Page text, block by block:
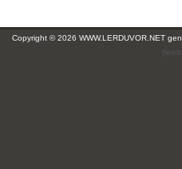
Copyright © 2026 WWW.LERDUVOR.NET